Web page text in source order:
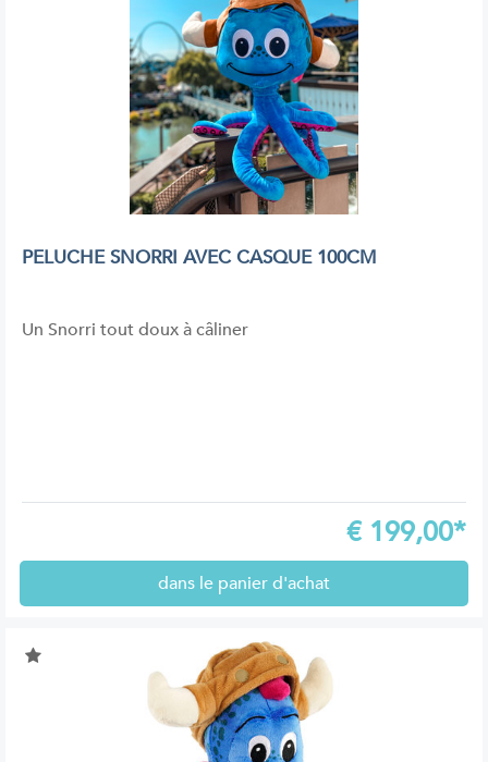
PELUCHE SNORRI AVEC CASQUE 100CM
Un Snorri tout doux à câliner
€ 199,00*
dans le panier d'achat